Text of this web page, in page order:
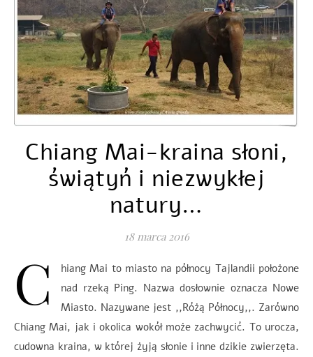
Chiang Mai-kraina słoni,
świątyń i niezwykłej
natury…
18 marca 2016
C
hiang Mai to miasto na północy Tajlandii położone
nad rzeką Ping. Nazwa dosłownie oznacza Nowe
Miasto. Nazywane jest ,,Różą Północy,,. Zarówno
Chiang Mai, jak i okolica wokół może zachwycić. To urocza,
cudowna kraina, w której żyją słonie i inne dzikie zwierzęta.